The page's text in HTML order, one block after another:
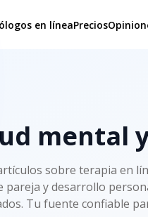
en líneaPrecios
mental
sobre terapia en
pareja y desarrollo
Tu fuente confiable